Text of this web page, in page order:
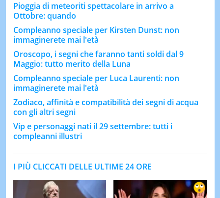
Pioggia di meteoriti spettacolare in arrivo a
Ottobre: quando
Compleanno speciale per Kirsten Dunst: non
immaginerete mai l'età
Oroscopo, i segni che faranno tanti soldi dal 9
Maggio: tutto merito della Luna
Compleanno speciale per Luca Laurenti: non
immaginerete mai l'età
Zodiaco, affinità e compatibilità dei segni di acqua
con gli altri segni
Vip e personaggi nati il 29 settembre: tutti i
compleanni illustri
I PIÙ CLICCATI DELLE ULTIME 24 ORE